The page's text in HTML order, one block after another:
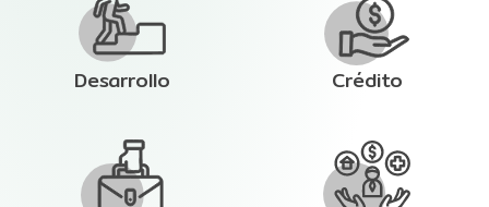
Desarrollo Crédito